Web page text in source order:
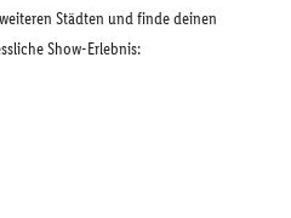
Städten und finde deinen
Show-Erlebnis: